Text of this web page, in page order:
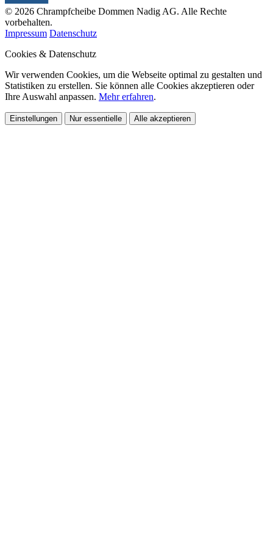
© 2026 Chrampfcheibe Dommen Nadig AG. Alle Rechte
vorbehalten.
Impressum Datenschutz
Cookies & Datenschutz
Wir verwenden Cookies, um die Webseite optimal zu gestalten und
Statistiken zu erstellen. Sie können alle Cookies akzeptieren oder
Ihre Auswahl anpassen. Mehr erfahren.
Einstellungen Nur essentielle Alle akzeptieren